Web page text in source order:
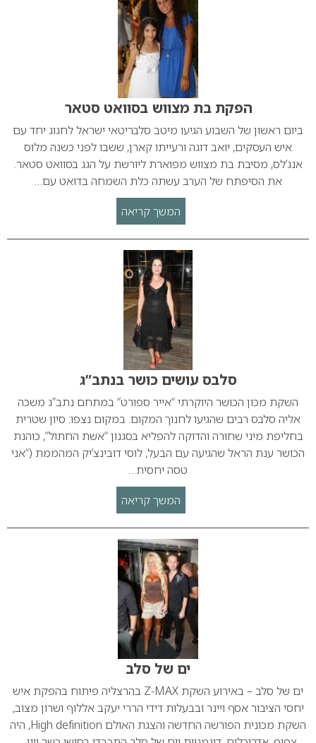
הפקת בת מצווש בסוואט סטאר
ביום ראשון של השבוע הגיעו מיטב סלבריטאי ישראל לחגוג יחד עם
איש העסקים, יואב דוגה ורעייתו קארן, ששבו לפני כשנה מלוס
אנג’לס, מסיבת בת מצווש מפוארת ליורשת על הגג בסוואט סטאר.
את הסיפתח של הערב עשתה כלת השמחה בדואט עם…
המשך קריאה
סלבס עושים כושר בנתב”ג
השקת מכון הכושר היוקרתי “אייר ספורט” במתחם נתב”ג משכה
אליה סלבס רבים שהגיעו לחנוך המקום. במקום נצפו: סיון שטרית
בחליפת מיני שחורה והדוקה להפליא בסגנון “אשת החתול”, כוהנת
הכושר ענת הראל שהגיעה עם הבעל, לוסי דובינצ’יק המהממת (“אני
טסה יחסית…
המשך קריאה
ים של סלב
ים של סלב – באירוע השקת Z-MAX בהרצליה פיתוח בהפקת איש
יחסי הציבור אסף ויינר ובבעלות דידי הררי יעקב אללוף ושרון מצוב,
השקת מכונית הפורשה החדשה והצגת האולם High definition, היה